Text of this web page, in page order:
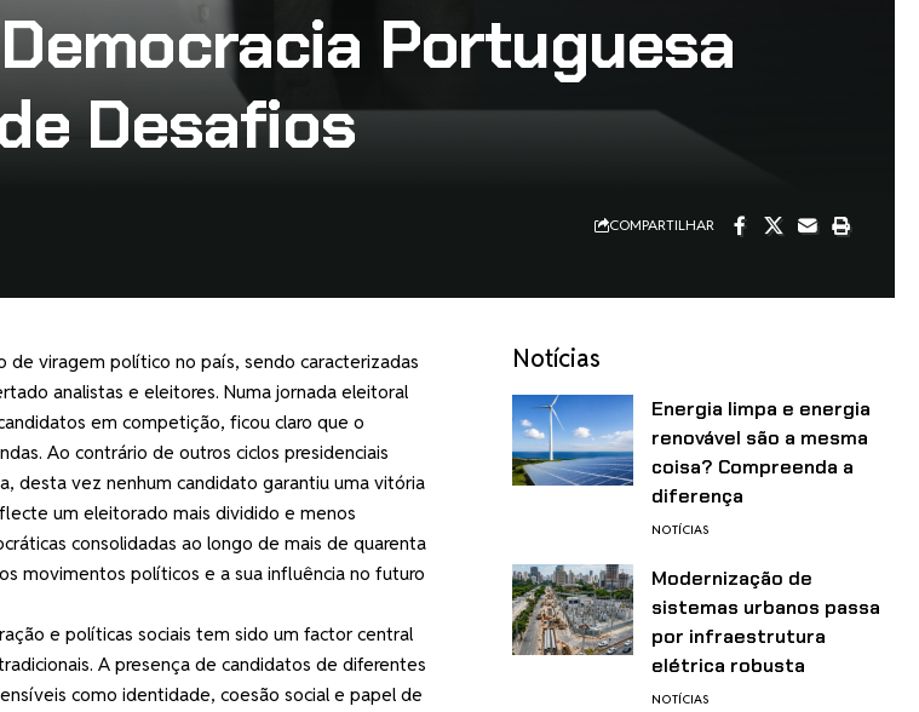
Portuguesa
Desafios
COMPARTILHAR
de viragem político no país, sendo caracterizadas
analistas e eleitores. Numa jornada eleitoral
em competição, ficou claro que o
Ao contrário de outros ciclos presidenciais
desta vez nenhum candidato garantiu uma vitória
um eleitorado mais dividido e menos
consolidadas ao longo de mais de quarenta
movimentos políticos e a sua influência no futuro
e políticas sociais tem sido um factor central
A presença de candidatos de diferentes
como identidade, coesão social e papel de
Notícias
Energia limpa e energia
renovável são a mesma
coisa? Compreenda a
diferença
NOTÍCIAS
Modernização de
sistemas urbanos passa
por infraestrutura
elétrica robusta
NOTÍCIAS